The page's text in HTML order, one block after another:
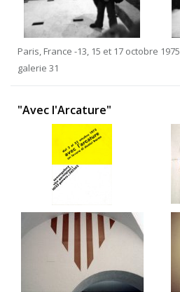
Paris, France -13, 15 et 17 octobre 1975
galerie 31
"Avec l'Arcature"